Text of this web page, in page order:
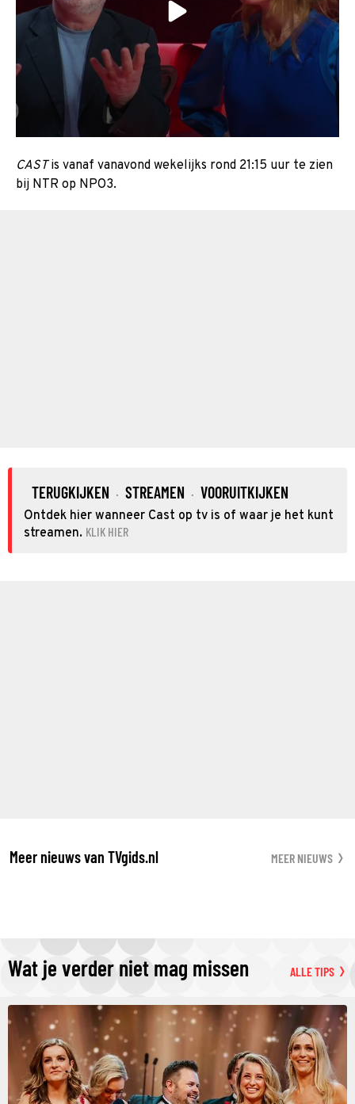
CASTis vanaf vanavond wekelijks rond 21:15 uur te zien
bij NTR op NPO3.
TERUGKIJKEN · STREAMEN · VOORUITKIJKEN
Ontdek hier wanneer Cast op tv is of waar je het kunt
streamen. KLIK HIER
Meer nieuws van TVgids.nl MEER NIEUWS
Wat je verder niet mag missen ALLE TIPS